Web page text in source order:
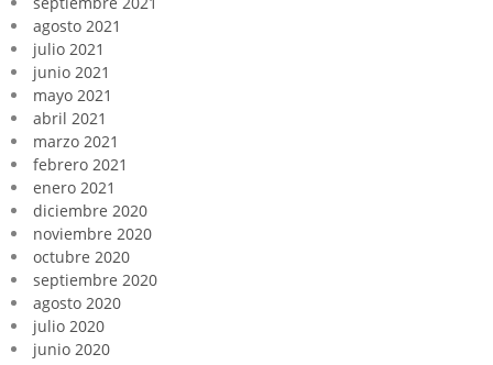
agosto 2021
julio 2021
junio 2021
mayo 2021
abril 2021
marzo 2021
febrero 2021
enero 2021
diciembre 2020
noviembre 2020
octubre 2020
septiembre 2020
agosto 2020
julio 2020
junio 2020